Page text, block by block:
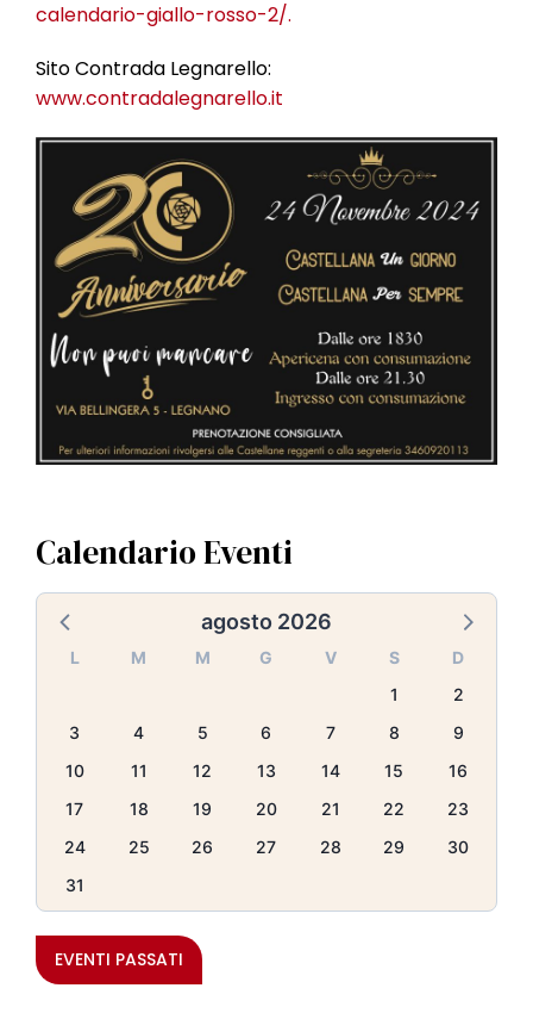
calendario-giallo-rosso-2/.
Sito Contrada Legnarello:
www.contradalegnarello.it
Calendario Eventi
agosto 2026
L M M G V S
D
1
2
3
4 5 6 7 8
9
10
11 12 13 14 15
16
17
18 19 20 21 22
23
24
25 26 27 28 29
30
31
EVENTI PASSATI